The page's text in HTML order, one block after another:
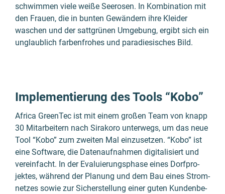
schwimmen viele weiße See­rosen. In Kombi­nation mit
den Frauen, die in bunten Gewän­dern ihre Kleider
waschen und der satt­grünen Umge­bung, ergibt sich ein
unglaub­lich farben­frohes und para­diesi­sches Bild.
Implementierung des Tools “Kobo”
Africa GreenTec ist mit einem großen Team von knapp
30 Mitar­beitern nach Sirakoro unter­wegs, um das neue
Tool “Kobo” zum zweiten Mal einzu­setzen. “Kobo” ist
eine Soft­ware, die Daten­auf­nahmen digi­tali­siert und
verein­facht. In der Evalu­ierungs­phase eines Dorf­pro­
jektes, während der Planung und dem Bau eines Strom­
netzes sowie zur Sicher­stel­lung einer guten Kunden­be­